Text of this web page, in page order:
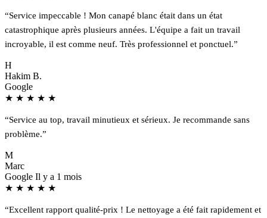
“Service impeccable ! Mon canapé blanc était dans un état
catastrophique après plusieurs années. L'équipe a fait un travail
incroyable, il est comme neuf. Très professionnel et ponctuel.”
H
Hakim B.
Google
★ ★ ★ ★ ★
“Service au top, travail minutieux et sérieux. Je recommande sans
problème.”
M
Marc
Google Il y a 1 mois
★ ★ ★ ★ ★
“Excellent rapport qualité-prix ! Le nettoyage a été fait rapidement et